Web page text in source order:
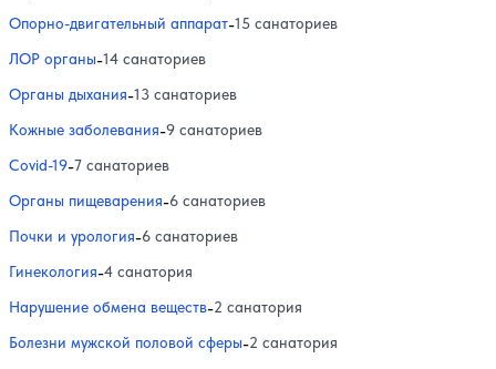
Опорно-двигательный аппарат-15 санаториев
ЛОР органы-14 санаториев
Органы дыхания-13 санаториев
Кожные заболевания-9 санаториев
Covid-19-7 санаториев
Органы пищеварения-6 санаториев
Почки и урология-6 санаториев
Гинекология-4 санатория
Нарушение обмена веществ-2 санатория
Болезни мужской половой сферы-2 санатория